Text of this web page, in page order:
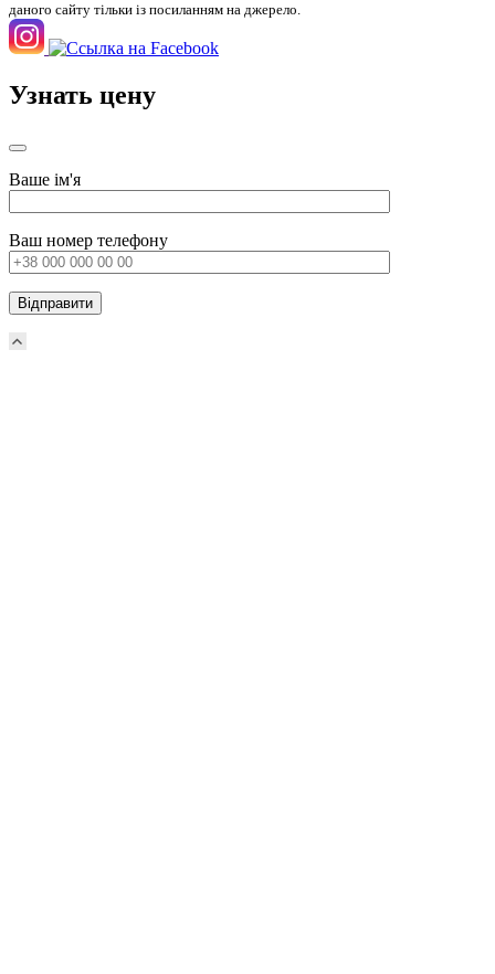
даного сайту тільки із посиланням на джерело.
Узнать цену
Ваше ім'я
Ваш номер телефону